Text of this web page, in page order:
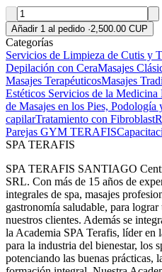
Añadir 1 al pedido ·2,500.00 CUP
Categorías
Servicios de Limpieza de Cutis y
Depilación con CeraMasajes
Masajes TerapéuticosMasajes
Estéticos Servicios de la
de Masajes en los Pies, Podología
capilarTratamiento con Fibroblast
Parejas GYM TERAFIS
SPA TERAFIS
SPA TERAFIS SANTIAGO
SRL. Con más de 15 años de
integrales de spa, masajes
gastronomía saludable, para
nuestros clientes. Además se
la Academia SPA Terafis, líder en
para la industria del bienestar, los
potenciando las buenas prácticas,